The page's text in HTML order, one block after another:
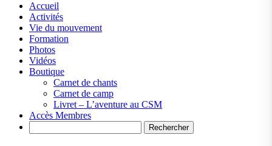
Accueil
Activités
Vie du mouvement
Formation
Photos
Vidéos
Boutique
Carnet de chants
Carnet de camp
Livret – L’aventure au CSM
Accès Membres